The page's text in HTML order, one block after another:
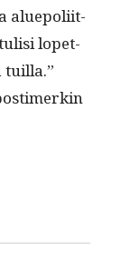
alue­poli­it­
lopet­